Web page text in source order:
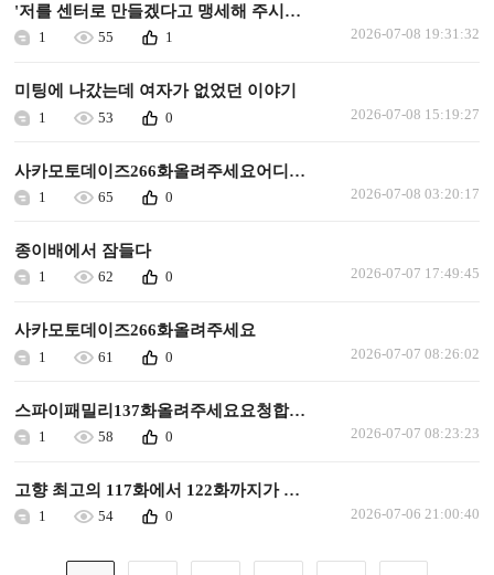
'저를 센터로 만들겠다고 맹세해 주시겠어요?' 다음화 업데이트 해주세요.
1 55 1 2026-07-08 19:31:32
미팅에 나갔는데 여자가 없었던 이야기
1 53 0 2026-07-08 15:19:27
사카모토데이즈266화올려주세요어디에올려져있나요
1 65 0 2026-07-08 03:20:17
종이배에서 잠들다
1 62 0 2026-07-07 17:49:45
사카모토데이즈266화올려주세요
1 61 0 2026-07-07 08:26:02
스파이패밀리137화올려주세요요청합니다
1 58 0 2026-07-07 08:23:23
고향 최고의 117화에서 122화까지가 누락돼서 요청합니다
1 54 0 2026-07-06 21:00:40